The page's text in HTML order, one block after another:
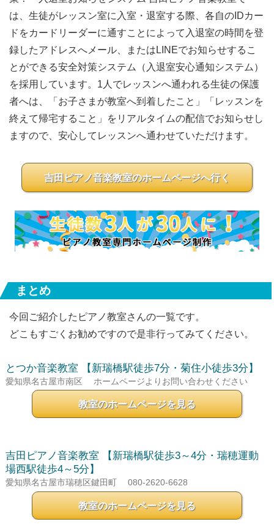
は、生徒がレッスン室に入室・退室する際、各自のIDカー
ドをカードリーダーに通すことによって入退室の時間を登
録したアドレスへメール、またはLINEでお知らせするこ
とができる安全対策システム（入退室安心通知システム）
を採用しています。1人でレッスンへ通われる生徒の保護
者へは、「お子さまが教室へ到着したこと」「レッスンを
終えて帰宅すること」をリアルタイムの配信でお知らせし
ますので、安心してレッスンへ通わせていただけます。
吉田ピアノ音楽教室のホームページへ行く
まとめ
今回ご紹介したピアノ教室さんの一覧です。
どこもすごくお勧めですので是非行ってみてください。
とつか音楽教室 【新瑞橋駅徒歩7分・菊住小徒歩3分】
愛知県名古屋市南区 ホームページよりお問い合わせください
教室のホームページを見る
吉田ピアノ音楽教室
【新瑞橋駅徒歩3～4分・瑞穂運動
場西駅徒歩4～5分】
愛知県名古屋市瑞穂区鍵田町 080-2620-6628
教室のホームページを見る